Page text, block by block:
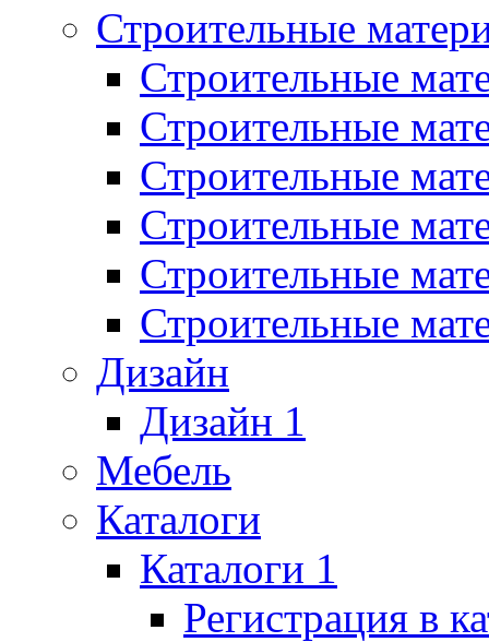
Строительные
Строительные
Строительные
Строительные
Строительные
Строительные
Строительные
Дизайн
Дизайн 1
Мебель
Каталоги
Каталоги 1
Регистрация в